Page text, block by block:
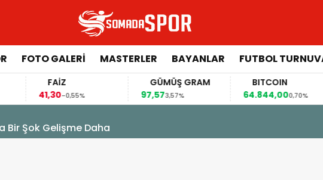
FOTO GALERI MASTERLER BAYANLAR FUTBOL
41,30-0,55%
GÜMÜŞ GRAM
97,573,57%
BITCOIN
64.844,000,70%
Gelişme Daha